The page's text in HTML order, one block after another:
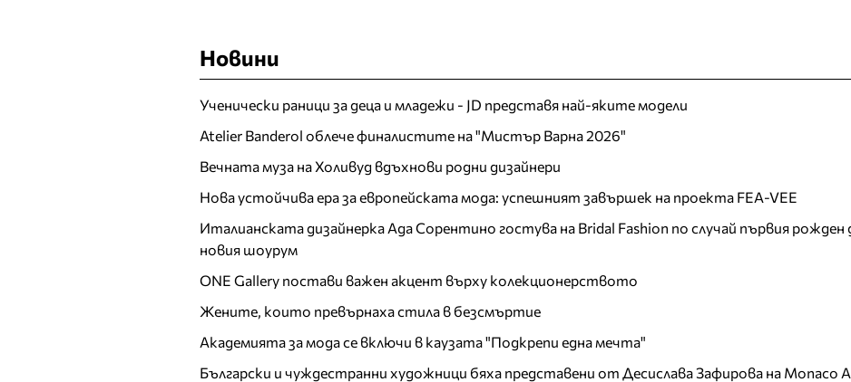
Новини
Ученически раници за деца и младежи - JD представя най-яките модели
Atelier Banderol облече финалистите на "Мистър Варна 2026"
Вечната муза на Холивуд вдъхнови родни дизайнери
Нова устойчива ера за европейската мода: успешният завършек на проекта FEA-VEE
Италианската дизайнерка Ада Сорентино гостува на Bridal Fashion по случай първия рожден
новия шоурум
ONE Gallery постави важен акцент върху колекционерството
Жените, които превърнаха стила в безсмъртие
Академията за мода се включи в каузата "Подкрепи една мечта"
Български и чуждестранни художници бяха представени от Десислава Зафирова на Monaco